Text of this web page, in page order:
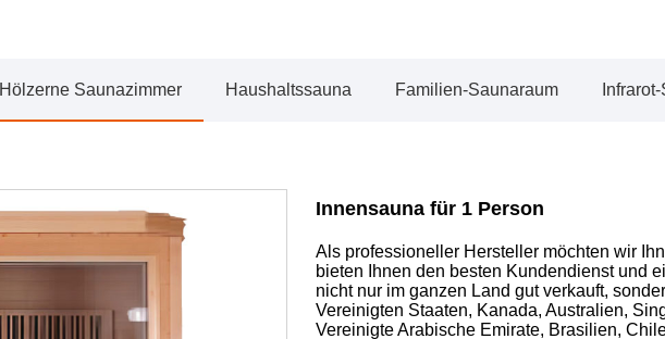
Hölzerne Saunazimmer Haushaltssauna Familien-Saunaraum
Innensauna für 1 Person
Als professioneller Hersteller möchten wir
bieten Ihnen den besten Kundendienst und
nicht nur im ganzen Land gut verkauft,
Vereinigten Staaten, Kanada, Australien,
Vereinigte Arabische Emirate, Brasilien,